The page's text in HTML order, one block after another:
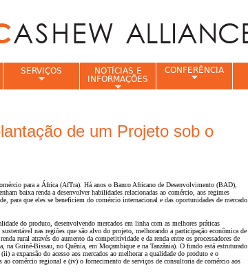
de um Projeto sob o
para a África (AfTra). Há anos o Banco Africano de Desenvolvimento (BAD),
baixa renda a desenvolver habilidades relacionadas ao comércio, aos regimes
para que eles se beneficiem do comércio internacional e das oportunidades de mercado.
do produto, desenvolvendo mercados em linha com as melhores práticas
nas regiões que são alvo do projeto, melhorando a participação econômica de
rural através do aumento da competitividade e da renda entre os processadores de
Guiné-Bissau, no Quênia, em Moçambique e na Tanzânia). O fundo está estruturado
a expansão do acesso aos mercados ao melhorar a qualidade do produto e o
comércio regional e (iv) o fornecimento de serviços de consultoria de comércio aos
SERVIÇOS
NOTÍCIAS E
INFORMAÇÕES
CONFERÊNCIA